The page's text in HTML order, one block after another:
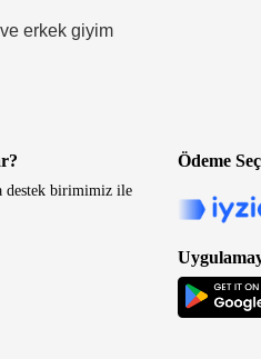
erkek giyim
destek birimimiz ile
Ödeme